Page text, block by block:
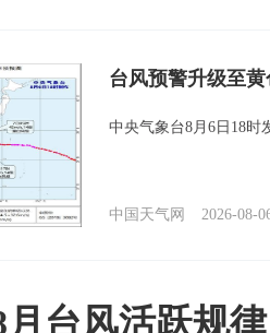
台风预警升级至
中央气象台8月6日18时
中国天气网 2026-08-
台风活跃规律